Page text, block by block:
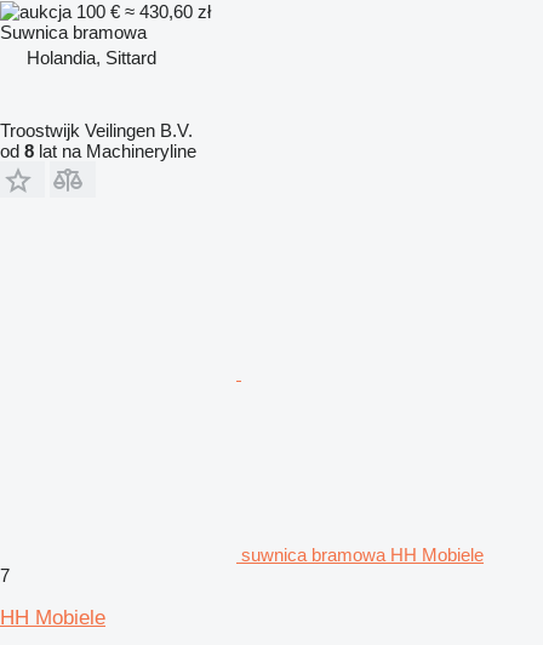
100 € ≈ 430,60 zł
Suwnica bramowa
Holandia, Sittard
Troostwijk Veilingen B.V.
od 8 lat na Machineryline
suwnica bramowa HH Mobiele
7
HH Mobiele